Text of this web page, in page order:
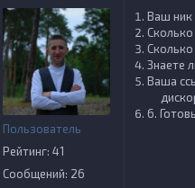
Пользователь
Рейтинг: 41
Сообщений: 26
Ваш ник
Знаете
Ваша
6.